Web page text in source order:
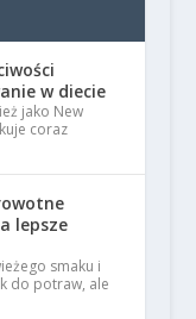
w diecie
jako New
coraz
lepsze
smaku i
do potraw, ale